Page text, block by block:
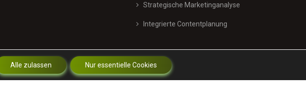
Strategische Marketinganalyse
Integrierte Contentplanung
Alle zulassen Nur essentielle Cookies